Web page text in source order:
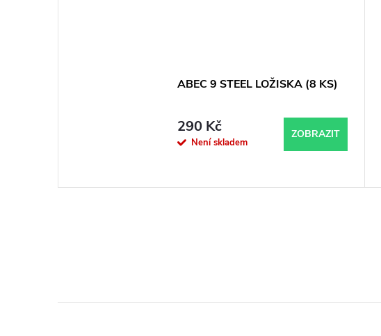
ABEC 9 STEEL LOŽISKA (8 KS)
290 Kč
Není skladem
ZOBRAZIT